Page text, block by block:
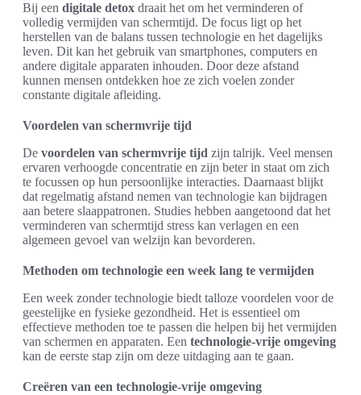
Bij een digitale detox draait het om het verminderen of
volledig vermijden van schermtijd. De focus ligt op het
herstellen van de balans tussen technologie en het dagelijks
leven. Dit kan het gebruik van smartphones, computers en
andere digitale apparaten inhouden. Door deze afstand
kunnen mensen ontdekken hoe ze zich voelen zonder
constante digitale afleiding.
Voordelen van schermvrije tijd
De voordelen van schermvrije tijd zijn talrijk. Veel mensen
ervaren verhoogde concentratie en zijn beter in staat om zich
te focussen op hun persoonlijke interacties. Daarnaast blijkt
dat regelmatig afstand nemen van technologie kan bijdragen
aan betere slaappatronen. Studies hebben aangetoond dat het
verminderen van schermtijd stress kan verlagen en een
algemeen gevoel van welzijn kan bevorderen.
Methoden om technologie een week lang te vermijden
Een week zonder technologie biedt talloze voordelen voor de
geestelijke en fysieke gezondheid. Het is essentieel om
effectieve methoden toe te passen die helpen bij het vermijden
van schermen en apparaten. Een technologie-vrije omgeving
kan de eerste stap zijn om deze uitdaging aan te gaan.
Creëren van een technologie-vrije omgeving